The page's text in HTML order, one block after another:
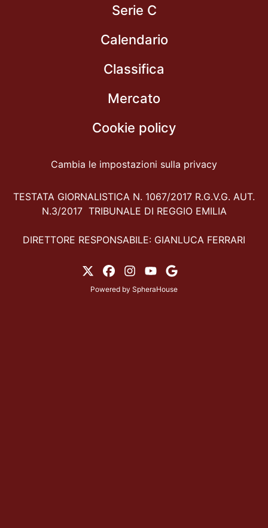
Serie C
Calendario
Classifica
Mercato
Cookie policy
Cambia le impostazioni sulla privacy
TESTATA GIORNALISTICA N. 1067/2017 R.G.V.G. AUT.
N.3/2017 TRIBUNALE DI REGGIO EMILIA
DIRETTORE RESPONSABILE: GIANLUCA FERRARI
Powered by SpheraHouse